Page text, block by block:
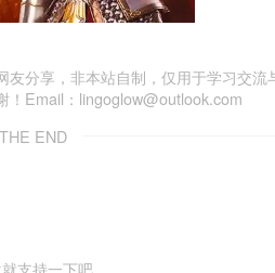
分享，非本站自制，仅用于学习交
！Email：lingoglow@outlook.com
THE END
支持一下吧